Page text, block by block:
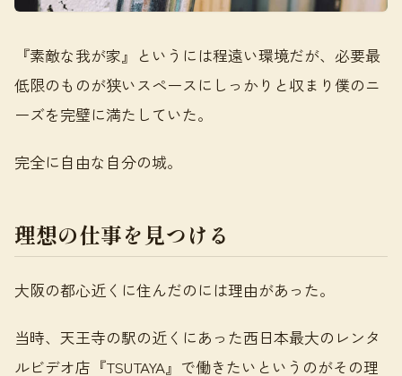
『素敵な我が家』というには程遠い環境だが、必要最
低限のものが狭いスペースにしっかりと収まり僕のニ
ーズを完璧に満たしていた。
完全に自由な自分の城。
理想の仕事を見つける
大阪の都心近くに住んだのには理由があった。
当時、天王寺の駅の近くにあった西日本最大のレンタ
ルビデオ店『TSUTAYA』で働きたいというのがその理